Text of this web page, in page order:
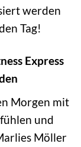
werden
Tag!
Express
Morgen mit
und
Möller